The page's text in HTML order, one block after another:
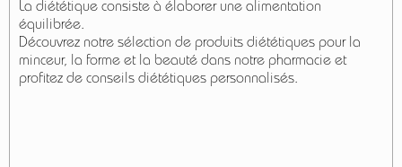
La diététique consiste à élaborer une alimentation
équilibrée.
Découvrez notre sélection de produits diététiques pour la
minceur, la forme et la beauté dans notre pharmacie et
profitez de conseils diététiques personnalisés.